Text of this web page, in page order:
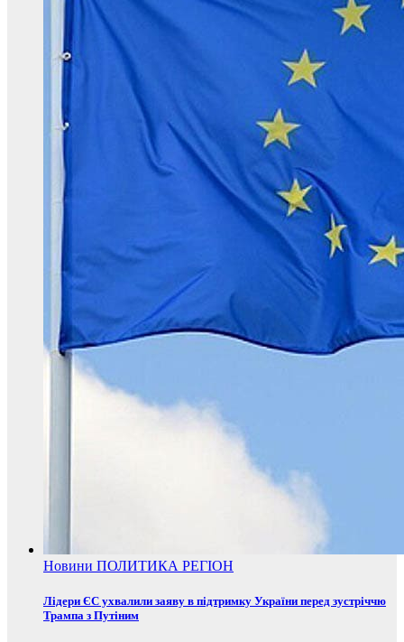
Новини ПОЛИТИКА РЕГІОН
Лідери ЄС ухвалили заяву в підтримку України перед зустріччю
Трампа з Путіним